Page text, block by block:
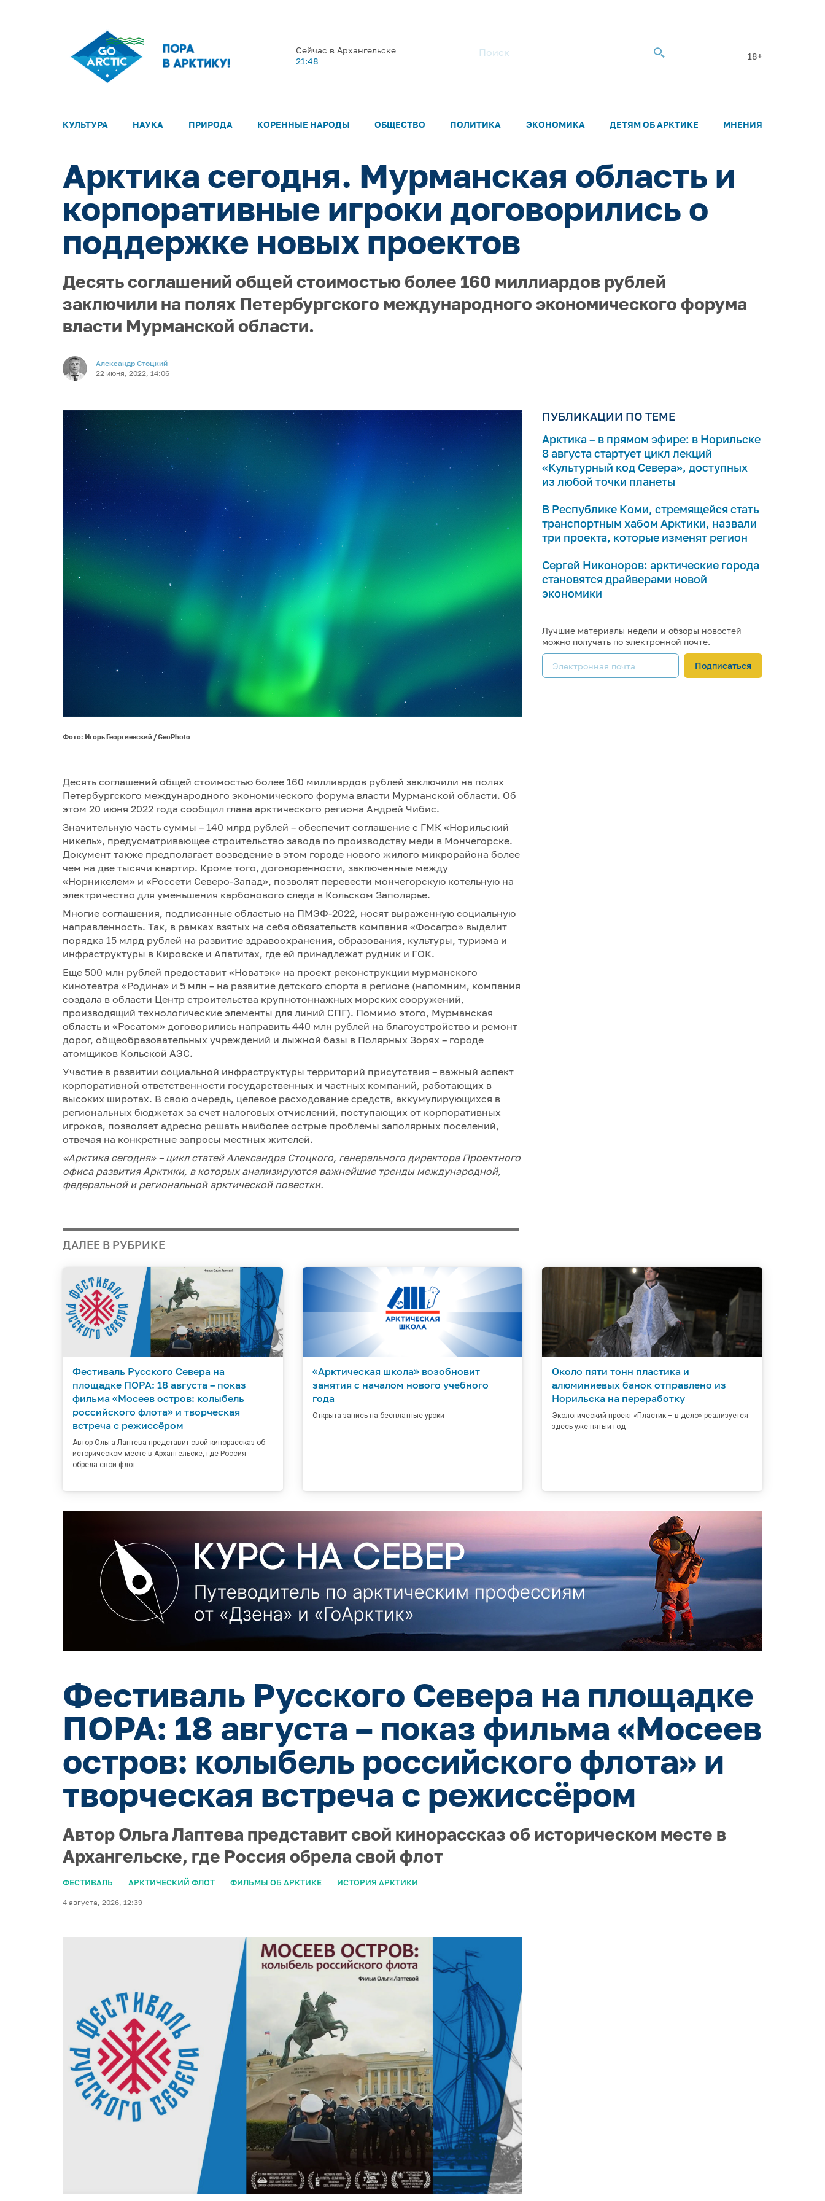
Сейчас в Архангельске
21:48
18+
КУЛЬТУРА НАУКА ПРИРОДА КОРЕННЫЕ НАРОДЫ ОБЩЕСТВО ПОЛИТИКА ЭКОНОМИКА ДЕТЯМ ОБ АРКТИКЕ МНЕНИЯ
Арктика сегодня. Мурманская область и
корпоративные игроки договорились о
поддержке новых проектов
Десять соглашений общей стоимостью более 160 миллиардов рублей
заключили на полях Петербургского международного экономического форума
власти Мурманской области.
Александр Стоцкий
22 июня, 2022, 14:06
Фото: Игорь Георгиевский / GeoPhoto
Десять соглашений общей стоимостью более 160 миллиардов рублей заключили на полях
Петербургского международного экономического форума власти Мурманской области. Об
этом 20 июня 2022 года сообщил глава арктического региона Андрей Чибис.
Значительную часть суммы – 140 млрд рублей – обеспечит соглашение с ГМК «Норильский
никель», предусматривающее строительство завода по производству меди в Мончегорске.
Документ также предполагает возведение в этом городе нового жилого микрорайона более
чем на две тысячи квартир. Кроме того, договоренности, заключенные между
«Норникелем» и «Россети Северо-Запад», позволят перевести мончегорскую котельную на
электричество для уменьшения карбонового следа в Кольском Заполярье.
Многие соглашения, подписанные областью на ПМЭФ-2022, носят выраженную социальную
направленность. Так, в рамках взятых на себя обязательств компания «Фосагро» выделит
порядка 15 млрд рублей на развитие здравоохранения, образования, культуры, туризма и
инфраструктуры в Кировске и Апатитах, где ей принадлежат рудник и ГОК.
Еще 500 млн рублей предоставит «Новатэк» на проект реконструкции мурманского
кинотеатра «Родина» и 5 млн – на развитие детского спорта в регионе (напомним, компания
создала в области Центр строительства крупнотоннажных морских сооружений,
производящий технологические элементы для линий СПГ). Помимо этого, Мурманская
область и «Росатом» договорились направить 440 млн рублей на благоустройство и ремонт
дорог, общеобразовательных учреждений и лыжной базы в Полярных Зорях – городе
атомщиков Кольской АЭС.
Участие в развитии социальной инфраструктуры территорий присутствия – важный аспект
корпоративной ответственности государственных и частных компаний, работающих в
высоких широтах. В свою очередь, целевое расходование средств, аккумулирующихся в
региональных бюджетах за счет налоговых отчислений, поступающих от корпоративных
игроков, позволяет адресно решать наиболее острые проблемы заполярных поселений,
отвечая на конкретные запросы местных жителей.
«Арктика сегодня» – цикл статей Александра Стоцкого, генерального директора Проектного
офиса развития Арктики, в которых анализируются важнейшие тренды международной,
федеральной и региональной арктической повестки.
ПУБЛИКАЦИИ ПО ТЕМЕ
Арктика – в прямом эфире: в Норильске
8 августа стартует цикл лекций
«Культурный код Севера», доступных
из любой точки планеты
В Республике Коми, стремящейся стать
транспортным хабом Арктики, назвали
три проекта, которые изменят регион
Сергей Никоноров: арктические города
становятся драйверами новой
экономики
Лучшие материалы недели и обзоры новостей
можно получать по электронной почте.
Подписаться
ДАЛЕЕ В РУБРИКЕ
Фестиваль Русского Севера на
площадке ПОРА: 18 августа – показ
фильма «Мосеев остров: колыбель
российского флота» и творческая
встреча с режиссёром
Автор Ольга Лаптева представит свой кинорассказ об
историческом месте в Архангельске, где Россия
обрела свой флот
«Арктическая школа» возобновит
занятия с началом нового учебного
года
Открыта запись на бесплатные уроки
Около пяти тонн пластика и
алюминиевых банок отправлено из
Норильска на переработку
Экологический проект «Пластик – в дело» реализуется
здесь уже пятый год
Фестиваль Русского Севера на площадке
ПОРА: 18 августа – показ фильма «Мосеев
остров: колыбель российского флота» и
творческая встреча с режиссёром
Автор Ольга Лаптева представит свой кинорассказ об историческом месте в
Архангельске, где Россия обрела свой флот
ФЕСТИВАЛЬ АРКТИЧЕСКИЙ ФЛОТ ФИЛЬМЫ ОБ АРКТИКЕ ИСТОРИЯ АРКТИКИ
4 августа, 2026, 12:39